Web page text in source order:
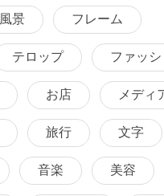
風景 フレーム
テロップ ファッシ
お店 メディ
旅行 文字
音楽 美容